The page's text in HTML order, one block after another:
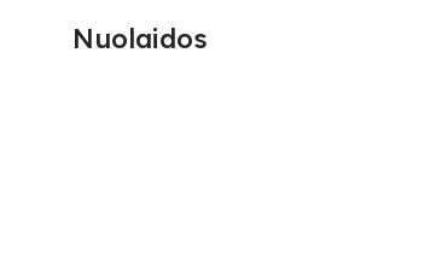
Nuolaidos